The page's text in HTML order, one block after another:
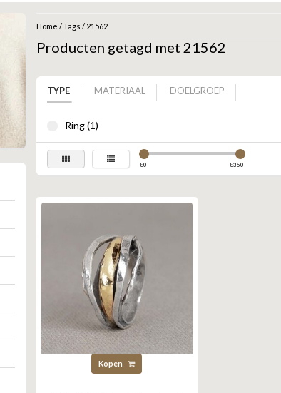
Home /Tags / 21562
Producten getagd met 21562
TYPE MATERIAAL DOELGROEP
Ring (1)
€0 €350
Kopen